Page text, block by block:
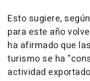
Esto sugiere,
para este año
ha afirmado que
turismo se ha
actividad